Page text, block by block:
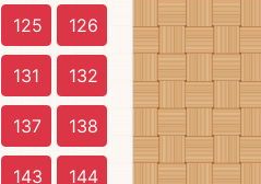
125 126
131 132
137 138
143 144